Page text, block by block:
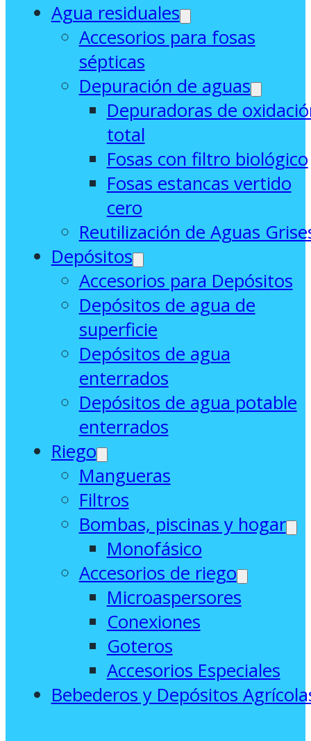
Agua residuales
Accesorios para fosas
sépticas
Depuración de aguas
Depuradoras de
total
Fosas con filtro biológico
Fosas estancas vertido
cero
Reutilización de Aguas
Depósitos
Accesorios para Depósitos
Depósitos de agua de
superficie
Depósitos de agua
enterrados
Depósitos de agua potable
enterrados
Riego
Mangueras
Filtros
Bombas, piscinas y hogar
Monofásico
Accesorios de riego
Microaspersores
Conexiones
Goteros
Accesorios Especiales
Bebederos y Depósitos